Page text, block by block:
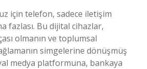
için telefon, sadece iletişim
fazlası. Bu dijital cihazlar,
olmanın ve toplumsal
simgelerine dönüşmüş
medya platformuna, bankaya